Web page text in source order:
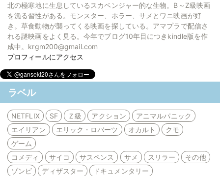
北の極寒地に生息しているスカベンジャー的な生物。B～Z級映画
を漁る習性がある。モンスター、ホラー、サメとワニ映画が好
き。草食動物が襲ってくる映画を探している。アマプラで配信さ
れる謎映画をよく見る。今年でブログ10年目につきkindle版を作
成中。krgm200@gmail.com
プロフィールにアクセス
ラベル
NETFLIX SF Ｚ級 アクション
アニマルパニック
エイリアン
エリック・ロバーツ オカルト
クモ
ゲーム
コメディ
サイコ サスペンス サメ スリラー
その他
ゾンビ
ディザスター
ドキュメンタリー